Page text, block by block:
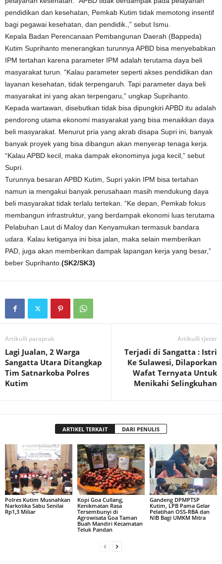
pendidikan dan kesehatan, Pemkab Kutim tidak memotong insentif
bagi pegawai kesehatan, dan pendidik.,” sebut Ismu.
Kepala Badan Perencanaan Pembangunan Daerah (Bappeda)
Kutim Suprihanto menerangkan turunnya APBD bisa menyebabkan
IPM tertahan karena parameter IPM adalah terutama daya beli
masyarakat turun. “Kalau parameter seperti akses pendidikan dan
layanan kesehatan, tidak terpengaruh. Tapi parameter daya beli
masyarakat ini yang akan terpengaru,” ungkap Suprihanto.
Kepada wartawan, disebutkan tidak bisa dipungkiri APBD itu adalah
pendorong utama ekonomi masyarakat yang bisa menaikkan daya
beli masyarakat. Menurut pria yang akrab disapa Supri ini, banyak
banyak proyek yang bisa dibangun akan menyerap tenaga kerja.
“Kalau APBD kecil, maka dampak ekonominya juga kecil,” sebut
Supri.
Turunnya besaran APBD Kutim, Supri yakin IPM bisa tertahan
namun ia mengakui banyak perusahaan masih mendukung daya
beli masyarakat tidak terlalu tertekan. “Ke depan, Pemkab fokus
membangun infrastruktur, yang berdampak ekonomi luas terutama
Pelabuhan Laut di Maloy dan Kenyamukan termasuk bandara
udara. Kalau ketiganya ini bisa jalan, maka selain memberikan
PAD, juga akan memberikan dampak lapangan kerja yang besar,”
beber Suprihanto. (SK2/SK3)
Artikulli paraprak
Lagi Jualan, 2 Warga
Sangatta Utara Ditangkap
Tim Satnarkoba Polres
Kutim
Artikulli tjetër
Terjadi di Sangatta : Istri
Ke Sulawesi, Dilaporkan
Wafat Ternyata Untuk
Menikahi Selingkuhan
ARTIKEL TERKAIT DARI PENULIS
Polres Kutim Musnahkan
Narkotika Sabu Senilai
Rp1,3 Miliar
Kopi Goa Cullang,
Kenikmatan Rasa
Tersembunyi di
Agrowisata Goa Taman
Buah Mandiri Kecamatan
Teluk Pandan
Gandeng DPMPTSP
Kutim, LPB Pama Gelar
Pelatihan OSS-RBA dan
NIB Bagi UMKM Mitra